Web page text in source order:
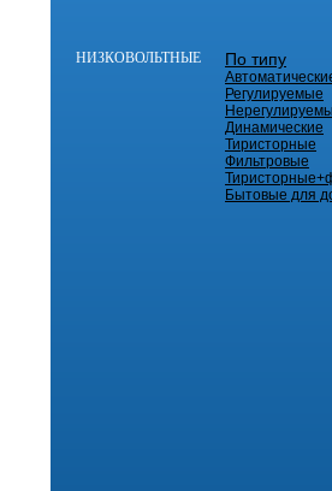
НИЗКОВОЛЬТНЫЕ По типу
Регулируемые
Динамические
Тиристорные
Фильтровые
Бытовые для